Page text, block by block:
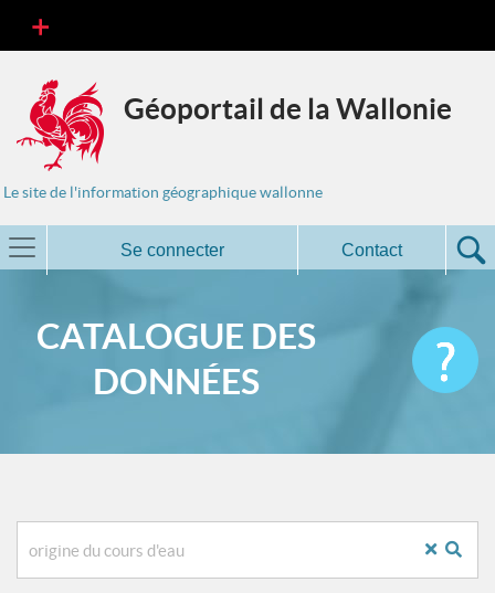
Géoportail de la Wallonie
Le site de l'information géographique wallonne
Se connecter Contact
CATALOGUE DES
DONNÉES